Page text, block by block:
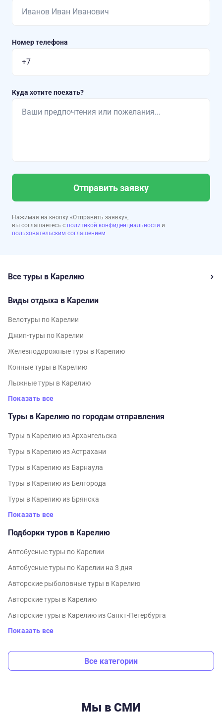
Номер телефона
Куда хотите поехать?
Отправить заявку
Нажимая на кнопку «Отправить заявку»,
вы соглашаетесь с политикой конфиденциальности и
пользовательским соглашением
Все туры в Карелию
Виды отдыха в Карелии
Велотуры по Карелии
Джип-туры по Карелии
Железнодорожные туры в Карелию
Конные туры в Карелию
Лыжные туры в Карелию
Показать все
Туры в Карелию по городам отправления
Туры в Карелию из Архангельска
Туры в Карелию из Астрахани
Туры в Карелию из Барнаула
Туры в Карелию из Белгорода
Туры в Карелию из Брянска
Показать все
Подборки туров в Карелию
Автобусные туры по Карелии
Автобусные туры по Карелии на 3 дня
Авторские рыболовные туры в Карелию
Авторские туры в Карелию
Авторские туры в Карелию из Санкт-Петербурга
Показать все
Все категории
Мы в СМИ